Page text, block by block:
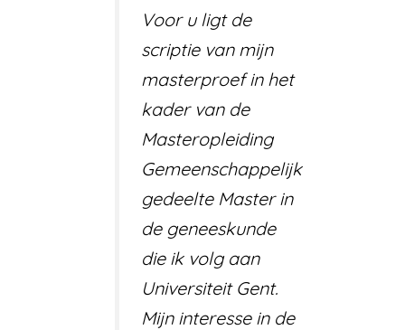
Voor u ligt de
scriptie van mijn
masterproef in het
kader van de
Masteropleiding
Gemeenschappelijk
gedeelte Master in
de geneeskunde
die ik volg aan
Universiteit Gent.
Mijn interesse in de